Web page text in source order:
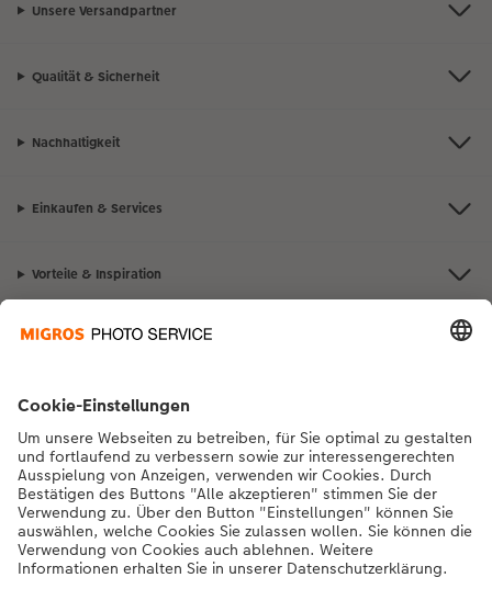
Unsere Versandpartner
Qualität & Sicherheit
Nachhaltigkeit
Einkaufen & Services
Vorteile & Inspiration
Kontakt & Hilfe
Die Migros
Bei Fragen zu Produkten oder der Bestellung können Sie uns gerne von
Montag bis Samstag von 8:00 – 20:00 Uhr und Sonntag von 10:00 –
20:00 Uhr (gesetzliche Feiertage ausgenommen) unter der
Telefonnummer043 5500 564kontaktieren.
DE |FR|IT